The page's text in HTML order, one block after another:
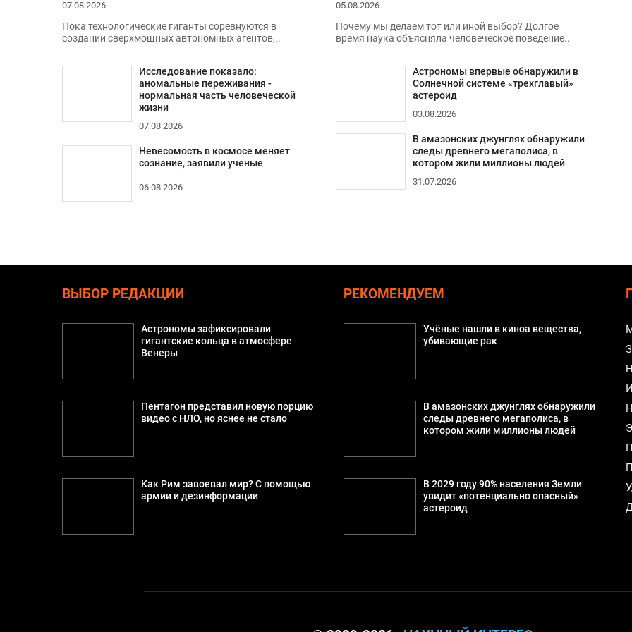
07.08.2026
Пока технологические гиганты соревнуются в
создании сверхмощных автономных агентов,..
Исследование показало:
аномальные переживания -
нормальная часть человеческой
жизни
07.08.2026
Невесомость в космосе меняет
сознание, заявили ученые
06.08.2026
05.08.2026
Почему мы делаем тот или иной выбор? Долгое
время наука объясняла человеческое поведение..
Астрономы впервые обнаружили в
Солнечной системе «трехглавый»
астероид
03.08.2026
В амазонских джунглях обнаружили
следы древнего мегаполиса, в
котором жили миллионы людей
31.07.2026
ВЫБОР РЕДАКЦИИ
Астрономы зафиксировали
гигантские кольца в атмосфере
Венеры
Пентагон представил новую порцию
видео с НЛО, но яснее не стало
Как Рим завоевал мир? С помощью
армии и дезинформации
РЕКОМЕНДУЕМ
Учёные нашли в киноа вещества,
убивающие рак
В амазонских джунглях обнаружили
следы древнего мегаполиса, в
котором жили миллионы людей
В 2029 году 90% населения Земли
увидит «потенциально опасный»
астероид